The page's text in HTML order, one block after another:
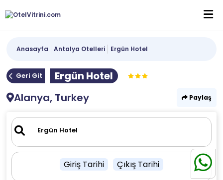
Anasayfa Antalya Otelleri Ergün Hotel
Geri Git
Ergün Hotel
Alanya, Turkey
Paylaş
Giriş Tarihi Çıkış Tarihi